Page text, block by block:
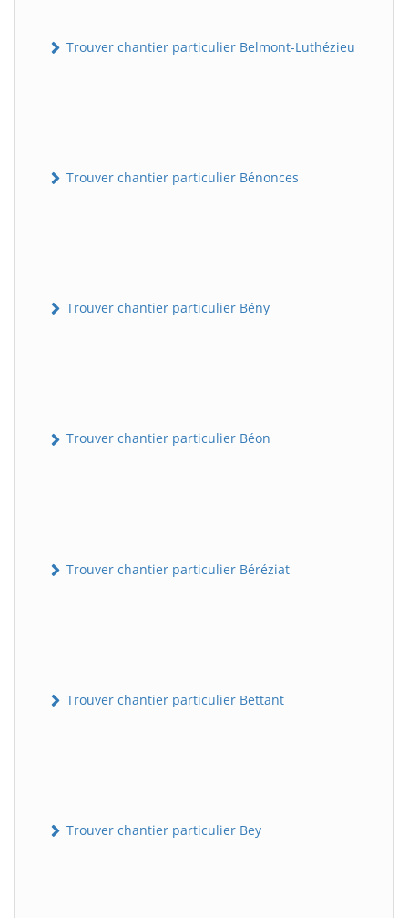
Trouver chantier particulier Belmont-Luthézieu
Trouver chantier particulier Bénonces
Trouver chantier particulier Bény
Trouver chantier particulier Béon
Trouver chantier particulier Béréziat
Trouver chantier particulier Bettant
Trouver chantier particulier Bey